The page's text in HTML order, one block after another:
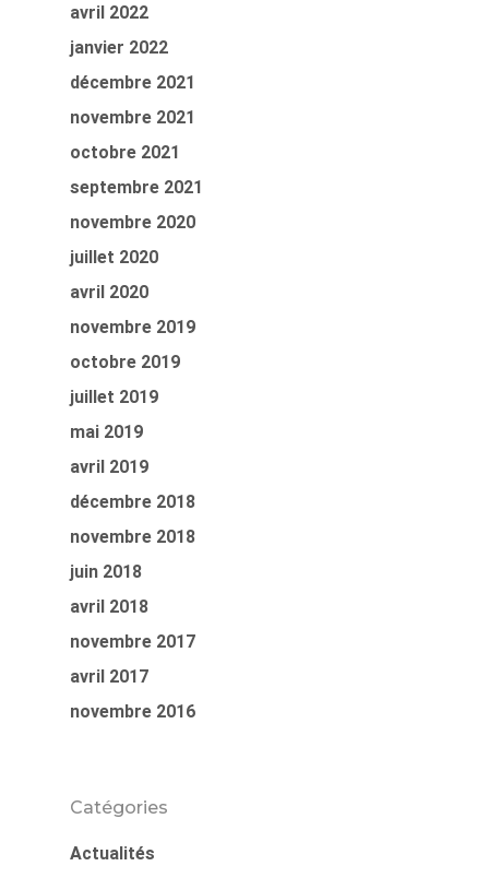
avril 2022
janvier 2022
décembre 2021
novembre 2021
octobre 2021
septembre 2021
novembre 2020
juillet 2020
avril 2020
novembre 2019
octobre 2019
juillet 2019
mai 2019
avril 2019
décembre 2018
novembre 2018
juin 2018
avril 2018
novembre 2017
avril 2017
novembre 2016
Catégories
Actualités